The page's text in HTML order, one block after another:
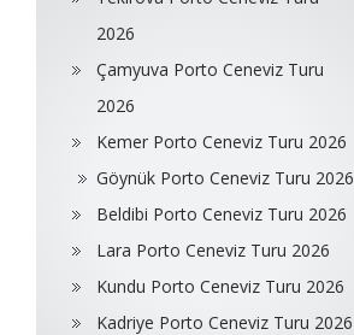
2026
Çamyuva Porto Ceneviz Turu
2026
Kemer Porto Ceneviz Turu 2026
Göynük Porto Ceneviz Turu 2026
Beldibi Porto Ceneviz Turu 2026
Lara Porto Ceneviz Turu 2026
Kundu Porto Ceneviz Turu 2026
Kadriye Porto Ceneviz Turu 2026